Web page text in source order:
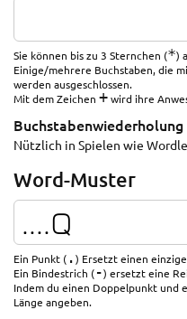
Sie können bis zu 3 Sternchen (*)
Einige/mehrere Buchstaben, die
werden ausgeschlossen.
Mit dem Zeichen +wird ihre
Buchstabenwiederholung
Nützlich in Spielen wie
Word-Muster
Ein Punkt (.) Ersetzt einen
Ein Bindestrich (-) ersetzt eine
Indem du einen Doppelpunkt und
Länge angeben.